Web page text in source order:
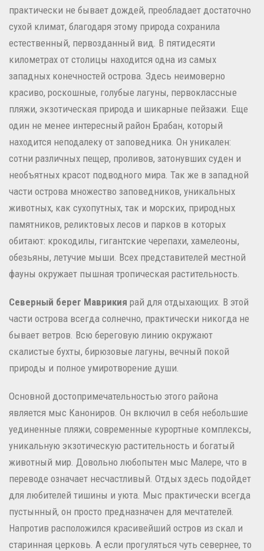
практически не бывает дождей, преобладает достаточно
сухой климат, благодаря этому природа сохранила
естественный, первозданный вид. В пятидесяти
километрах от столицы находится одна из самых
западных конечностей острова. Здесь неимоверно
красиво, роскошные, голубые лагуны, первоклассные
пляжи, экзотическая природа и шикарные пейзажи. Еще
один не менее интересный район Брабан, который
находится неподалеку от заповедника. Он уникален:
сотни различных пещер, проливов, затонувших суден и
необъятных красот подводного мира. Так же в западной
части острова множество заповедников, уникальных
животных, как сухопутных, так и морских, природных
памятников, реликтовых лесов и парков в которых
обитают: крокодилы, гигантские черепахи, хамелеоны,
обезьяны, летучие мыши. Всех представителей местной
фауны окружает пышная тропическая растительность.
Северный берег Маврикия рай для отдыхающих. В этой
части острова всегда солнечно, практически никогда не
бывает ветров. Всю береговую линию окружают
скалистые бухты, бирюзовые лагуны, вечный покой
природы и полное умиротворение души.
Основной достопримечательностью этого района
является мыс Канониров. Он включил в себя небольшие
уединенные пляжи, современные курортные комплексы,
уникальную экзотическую растительность и богатый
животный мир. Довольно любопытен мыс Малере, что в
переводе означает несчастливый. Отдых здесь подойдет
для любителей тишины и уюта. Мыс практически всегда
пустынный, он просто предназначен для мечтателей.
Напротив расположился красивейший остров из скал и
старинная церковь. А если прогуляться чуть севернее, то